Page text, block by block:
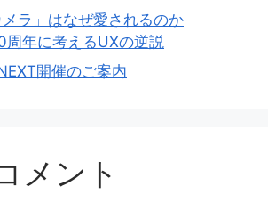
メラ」はなぜ愛されるのか
年に考えるUXの逆説
開催のご案内
メント